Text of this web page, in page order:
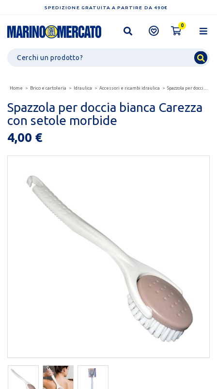
SPEDIZIONE GRATUITA A PARTIRE DA 490€
0
Home Brico e cartoleria Idraulica Accessori e ricambi idraulica Spazzola per doccia bianca carezza con setole morbide
Spazzola per doccia bianca Carezza
con setole morbide
4,00 €